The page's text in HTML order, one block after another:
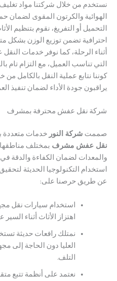
من خلال شركتنا مواد تغليف عالية
والكرتون المقوى لضمان حماية
أو التفريغ، نقوم بتنظيم الأثاث
تضمن توزيع الوزن بشكل متوازن
الرحلة، كما نوفر خدمات النقل على
العميل، مع التزام تام بالمواعيد
نتابع عملية النقل بالكامل من خلال
جودة الأداء لضمان تنفيذ العمل بأعلى
نقل عفش محترفة بمشرف
شركة النورخدمات متعددة بمختلف
عفش مشرف بمختلف مناطقها
لضمان الكفاءة والدقة في كل
التكنولوجيا الحديثة لتحقيق نقل
حرصنا على:
استخدام سيارات نقل مجهزة
اهتزاز الأثاث أثناء السير على
نمتلك رافعات حديثة تستخدم
العليا دون الحاجة إلى مجهود
نعتمد على أنظمة تتبع متقدمة